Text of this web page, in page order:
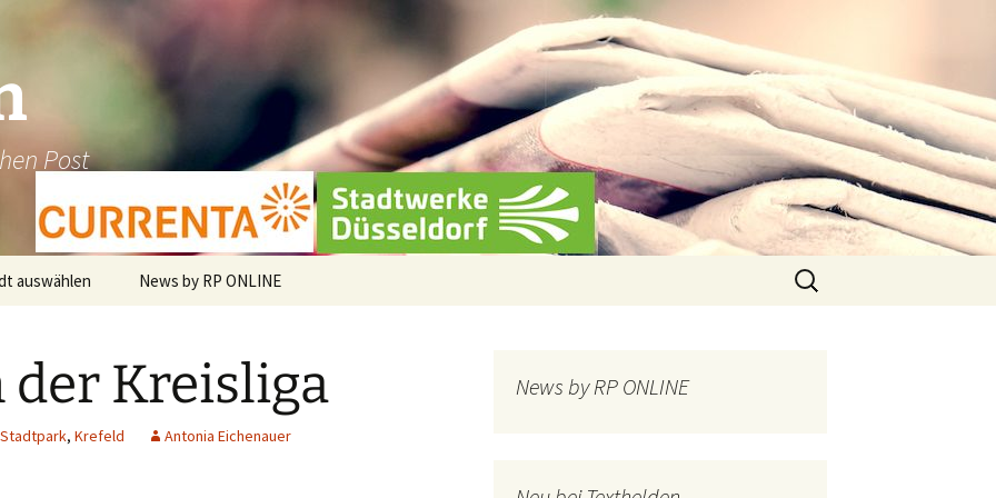
Post
auswählen
Hau
News by RP ONLINE
Suchen
nach:
Kreisliga
, Krefeld Antonia Eichenauer
News by RP ONLINE